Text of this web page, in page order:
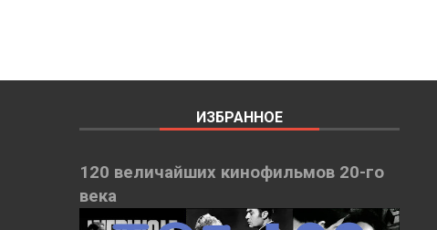
ИЗБРАННОЕ
120 величайших кинофильмов 20-го
века